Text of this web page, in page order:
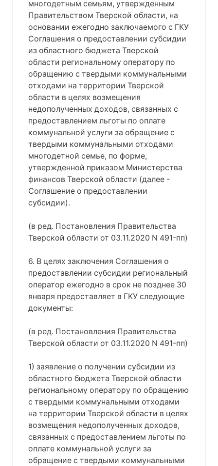
многодетным семьям, утвержденным
Правительством Тверской области, на
основании ежегодно заключаемого с ГКУ
Соглашения о предоставлении субсидии
из областного бюджета Тверской
области региональному оператору по
обращению с твердыми коммунальными
отходами на территории Тверской
области в целях возмещения
недополученных доходов, связанных с
предоставлением льготы по оплате
коммунальной услуги за обращение с
твердыми коммунальными отходами
многодетной семье, по форме,
утвержденной приказом Министерства
финансов Тверской области (далее -
Соглашение о предоставлении
субсидии).
(в ред. Постановления Правительства
Тверской области от 03.11.2020 N 491-пп)
6. В целях заключения Соглашения о
предоставлении субсидии региональный
оператор ежегодно в срок не позднее 30
января предоставляет в ГКУ следующие
документы:
(в ред. Постановления Правительства
Тверской области от 03.11.2020 N 491-пп)
1) заявление о получении субсидии из
областного бюджета Тверской области
региональному оператору по обращению
с твердыми коммунальными отходами
на территории Тверской области в целях
возмещения недополученных доходов,
связанных с предоставлением льготы по
оплате коммунальной услуги за
обращение с твердыми коммунальными